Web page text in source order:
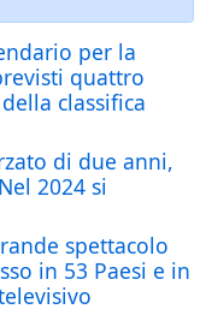
per la
quattro
classifica
di due anni,
2024 si
spettacolo
in 53 Paesi e in